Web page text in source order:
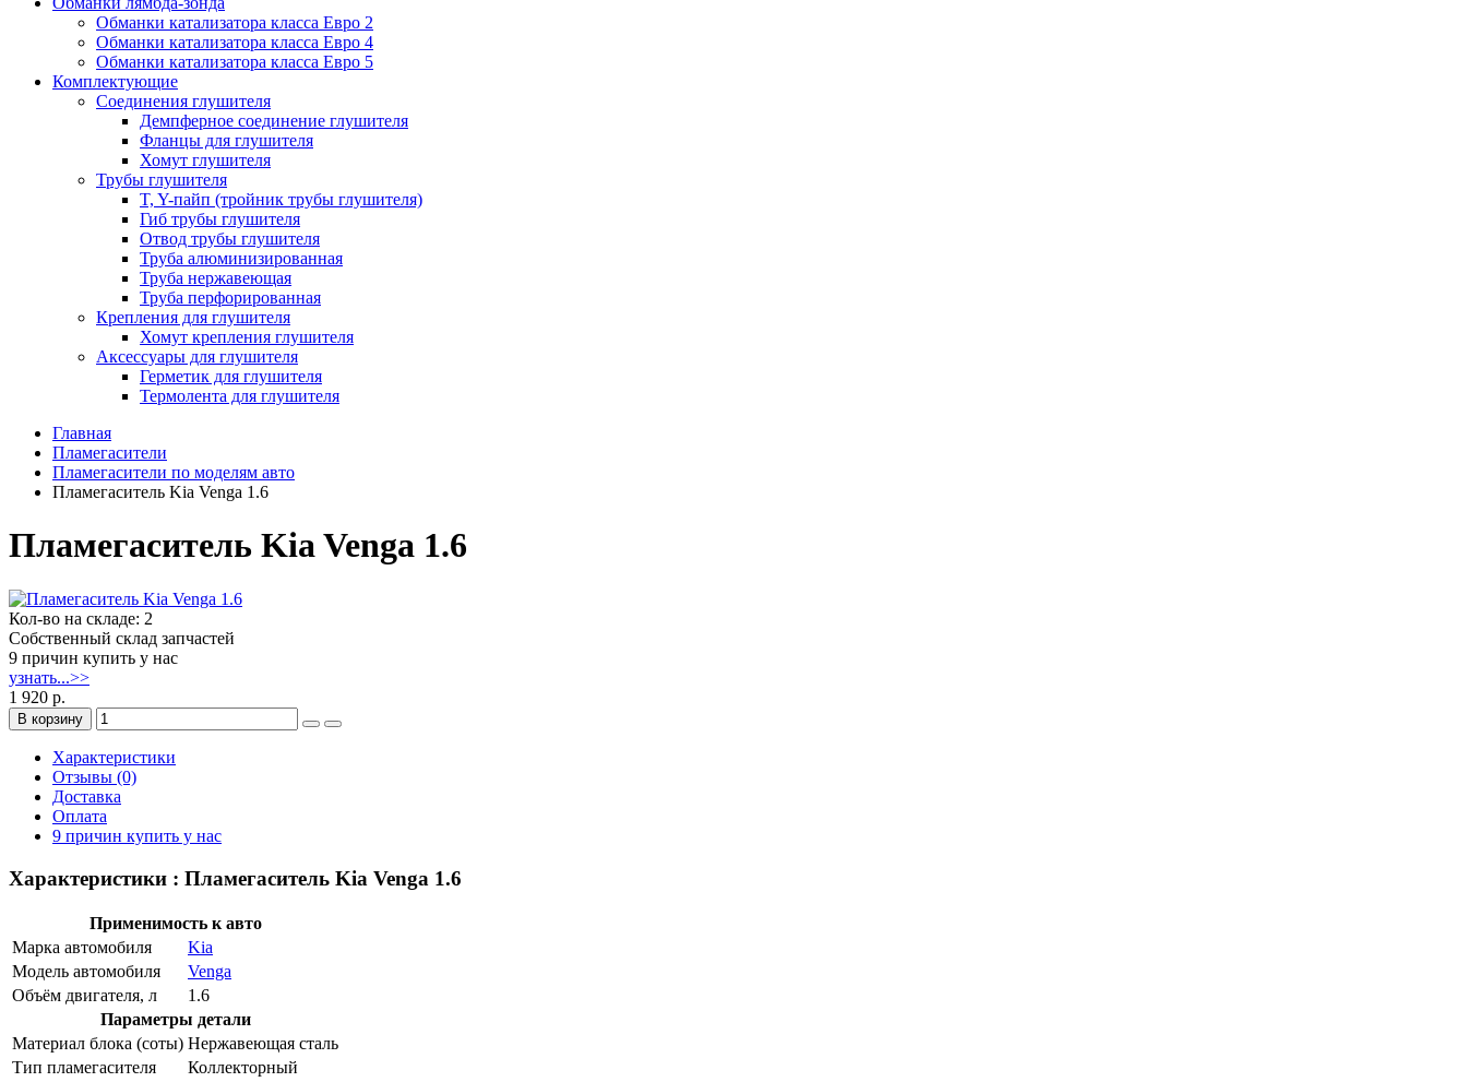
Обманки катализатора класса Евро 2
Обманки катализатора класса Евро 4
Обманки катализатора класса Евро 5
Комплектующие
Соединения глушителя
Демпферное соединение глушителя
Фланцы для глушителя
Хомут глушителя
Трубы глушителя
T, Y-пайп (тройник трубы глушителя)
Гиб трубы глушителя
Отвод трубы глушителя
Труба алюминизированная
Труба нержавеющая
Труба перфорированная
Крепления для глушителя
Хомут крепления глушителя
Аксессуары для глушителя
Герметик для глушителя
Термолента для глушителя
Главная
Пламегасители
Пламегасители по моделям авто
Пламегаситель Kia Venga 1.6
Пламегаситель Kia Venga 1.6
Кол-во на складе: 2
Собственный склад запчастей
9 причин купить у нас
узнать...>>
1 920 р.
В корзину
Характеристики
Отзывы (0)
Доставка
Оплата
9 причин купить у нас
Характеристики : Пламегаситель Kia Venga 1.6
Применимость к авто
Марка автомобиля
Kia
Модель автомобиля
Venga
Объём двигателя, л
1.6
Параметры детали
Материал блока (соты) Нержавеющая сталь
Тип пламегасителя
Коллекторный